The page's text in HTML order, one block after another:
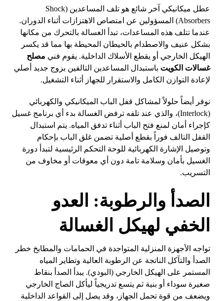
عطل ميكانيكي آخر شائع هو تلف المساعدين (Shock
Absorbers) المسؤولين عن امتصاص الاهتزازات أثناء الدوران.
عندما تتلف هذه المساعدات، تبدأ الغسالة بالتحرك من مكانها
بشكل عنيف والاصطدام بالحيطان المحيطة بها مما قد يكسر
الهيكل الخارجي أو يقطع الأسلاك الداخلية. يقوم فني مصلح
غسالات الكويت باستبدال المساعدين التالفين بزوج جديد أصلي
لإعادة التوازن الكامل والاستقرار للجهاز أثناء التشغيل.
نوفر أيضاً حلولاً لمشاكل قفل الباب الميكانيكي والكهربائي
(Interlock)، والذي عند تلفه ترفض الغسالة بدء أي برنامج غسيل
كإجراء أمان لمنع فتح الباب أثناء تدفق المياه. يتم استبدال
القفل التالف فوراً بقطع أصلية تضمن غلق الباب بإحكام
وتوصيل الإشارة الكهربائية للوحة التحكم الرئيسية لتبدأ دورة
الغسيل بأمان وسلامة تامة دون أي معوقات أو مخاوف من
التسريب.
الصدأ والرطوبة: العدو
الخفي لهيكل الغسالة
تواجه الأجهزة المنزلية المتواجدة في الحمامات والمطابخ خطر
الصدأ والتآكل الناتجة عن الرطوبة العالية وتطاير المياه
المستمر على الهيكل الخارجي (البودي). يبدأ الصدأ بنقاط
صغيرة سوداء أو بنية ثم يتسع تدريجياً ليأكل الصاج الخارجي
ويضعف من قوة تحمل الجهاز، وقد يصل إلى القواعد الداخلية